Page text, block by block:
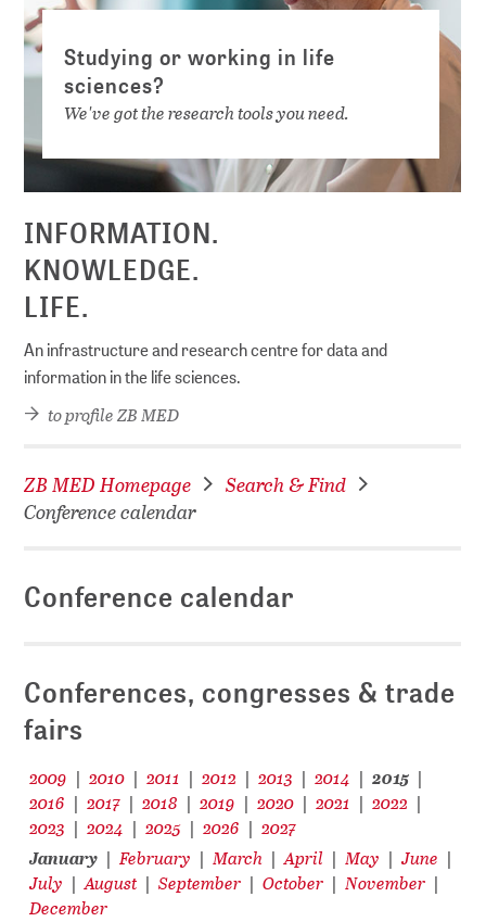
Studying or working in life
sciences?
We've got the research tools you need.
INFORMATION.
KNOWLEDGE.
LIFE.
An infrastructure and research centre for data and
information in the life sciences.
to profile ZB MED
ZB MED Homepage
Search & Find
Conference calendar
Conference calendar
Conferences, congresses & trade
fairs
2009 | 2010 | 2011 | 2012 | 2013 | 2014 | 2015 |
2016 | 2017 | 2018 | 2019 | 2020 | 2021 | 2022 |
2023 | 2024 | 2025 | 2026 | 2027
January | February | March | April | May | June |
July | August | September | October | November |
December